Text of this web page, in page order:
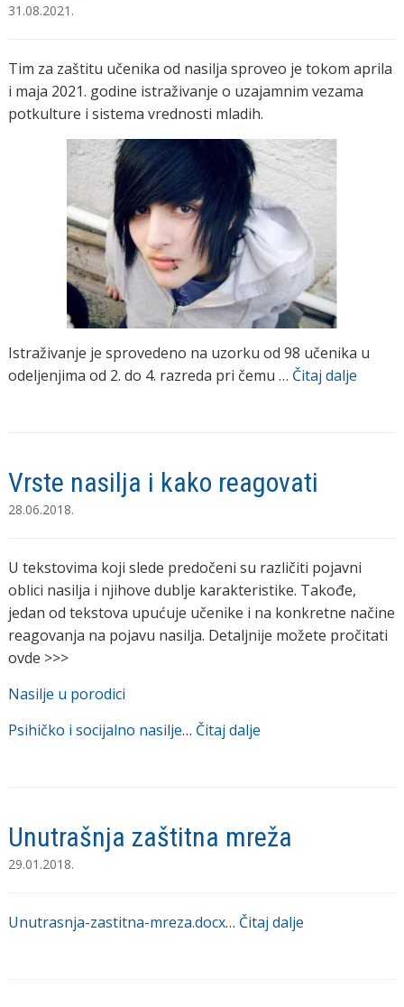
31.08.2021.
Tim za zaštitu učenika od nasilja sproveo je tokom aprila
i maja 2021. godine istraživanje o uzajamnim vezama
potkulture i sistema vrednosti mladih.
Istraživanje je sprovedeno na uzorku od 98 učenika u
odeljenjima od 2. do 4. razreda pri čemu … Čitaj dalje
Vrste nasilja i kako reagovati
28.06.2018.
U tekstovima koji slede predočeni su različiti pojavni
oblici nasilja i njihove dublje karakteristike. Takođe,
jedan od tekstova upućuje učenike i na konkretne načine
reagovanja na pojavu nasilja. Detaljnije možete pročitati
ovde >>>
Nasilje u porodici
Psihičko i socijalno nasilje… Čitaj dalje
Unutrašnja zaštitna mreža
29.01.2018.
Unutrasnja-zastitna-mreza.docx… Čitaj dalje